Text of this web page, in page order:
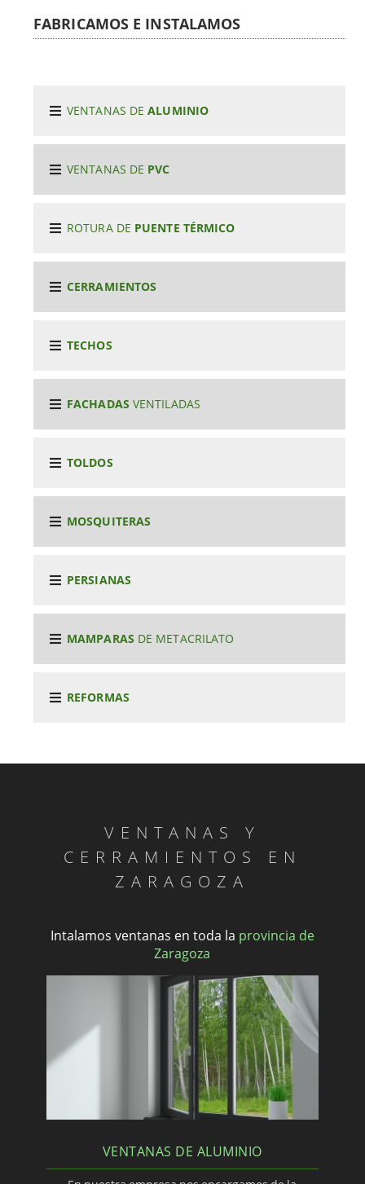
FABRICAMOS E INSTALAMOS
VENTANAS DEALUMINIO
VENTANAS DE PVC
ROTURA DE PUENTE TÉRMICO
CERRAMIENTOS
TECHOS
FACHADAS VENTILADAS
TOLDOS
MOSQUITERAS
PERSIANAS
MAMPARAS DE METACRILATO
REFORMAS
VENTANAS Y
CERRAMIENTOS EN
ZARAGOZA
Intalamos ventanas en toda la provincia de
Zaragoza
VENTANAS DE ALUMINIO